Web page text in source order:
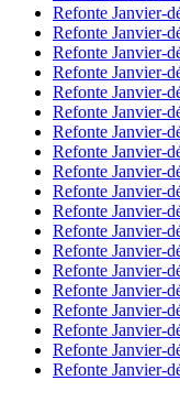
Refonte Janvier-
Refonte Janvier-
Refonte Janvier-
Refonte Janvier-
Refonte Janvier-
Refonte Janvier-
Refonte Janvier-
Refonte Janvier-
Refonte Janvier-
Refonte Janvier-
Refonte Janvier-
Refonte Janvier-
Refonte Janvier-
Refonte Janvier-
Refonte Janvier-
Refonte Janvier-
Refonte Janvier-
Refonte Janvier-
Refonte Janvier-